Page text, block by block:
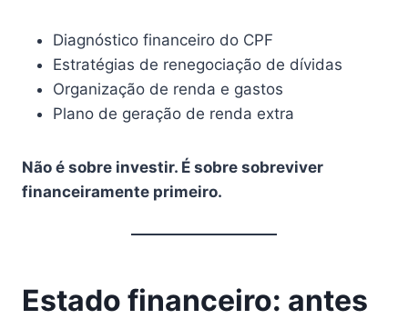
Diagnóstico financeiro do CPF
Estratégias de renegociação de dívidas
Organização de renda e gastos
Plano de geração de renda extra
Não é sobre investir. É sobre sobreviver
financeiramente primeiro.
Estado financeiro: antes